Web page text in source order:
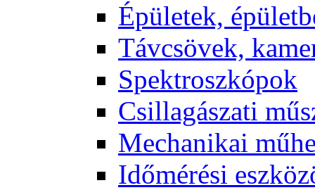
Épü­le­tek,
Táv­csö­vek,
Spekt­rosz­kó­pok
Csil­la­gá­sza­ti
Me­cha­ni­kai
Idő­mé­ré­si